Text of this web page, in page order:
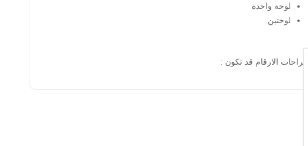
لوحة واحدة
لوحتين
اقتراحات الارقام قد تكون :